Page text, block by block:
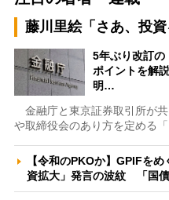
藤川里絵「さあ、投資
5年ぶり改訂の
ポイントを解
明…
金融庁と東京証券取引所が
や取締役会のあり方を定める
【令和のPKOか】GPIFを
資拡大」発言の波紋 「国